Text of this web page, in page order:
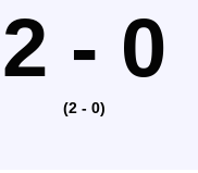
2 - 0
(2 - 0)